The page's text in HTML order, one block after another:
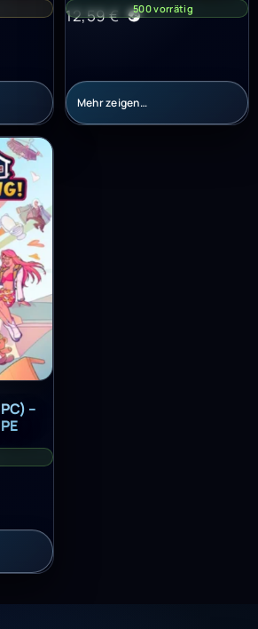
12,59€ 500 vorrätig
Mehr zeigen…
Steam Key – EUROPE
–